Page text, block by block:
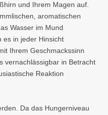
und Ihrem Magen auf.
aromatischen
Wasser im Mund
es in jeder Hinsicht
Ihrem Geschmackssinn
vernachlässigbar in Betracht
Reaktion
Da das Hungerniveau